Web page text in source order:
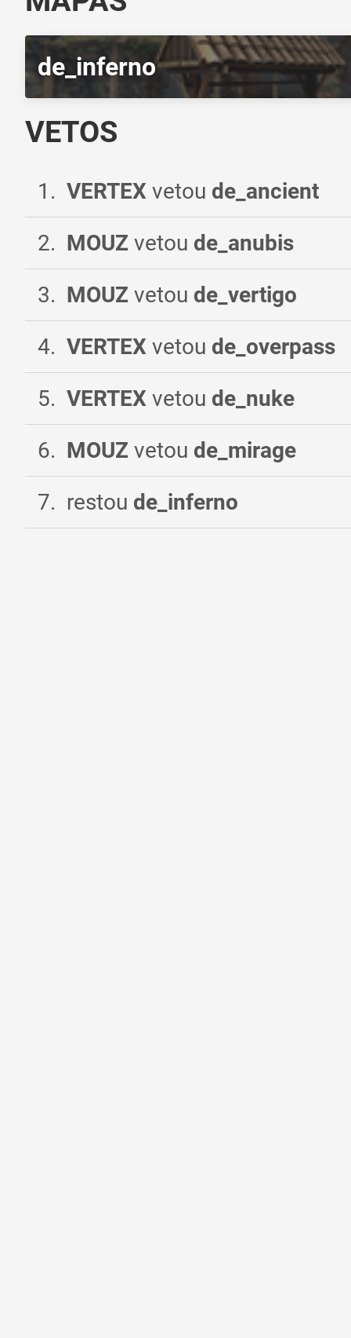
de_inferno
VETOS
1 . VERTEX vetou de_ancient
2. MOUZ vetou de_anubis
3. MOUZ vetou de_vertigo
4. VERTEX vetou de_overpass
5. VERTEX vetou de_nuke
6. MOUZ vetou de_mirage
7. restou de_inferno